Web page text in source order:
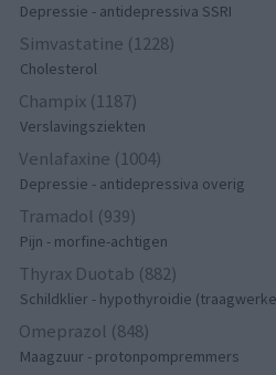
Depressie - antidepressiva SSRI
Simvastatine (1228)
Cholesterol
Champix (1187)
Verslavingsziekten
Venlafaxine (1004)
Depressie - antidepressiva overig
Tramadol (939)
Pijn - morfine-achtigen
Thyrax Duotab (882)
Schildklier - hypothyroidie
Omeprazol (848)
Maagzuur - protonpompremmers